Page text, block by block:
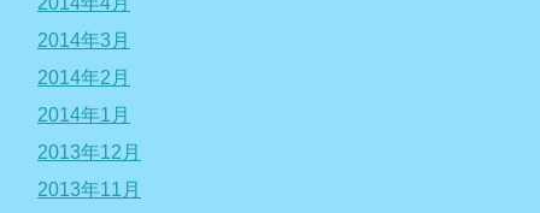
2014年3月
2014年2月
2014年1月
2013年12月
2013年11月